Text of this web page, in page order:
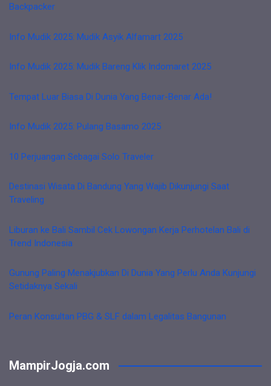
Backpacker
Info Mudik 2025: Mudik Asyik Alfamart 2025
Info Mudik 2025: Mudik Bareng Klik Indomaret 2025
Tempat Luar Biasa Di Dunia Yang Benar-Benar Ada!
Info Mudik 2025: Pulang Basamo 2025
10 Perjuangan Sebagai Solo Traveler
Destinasi Wisata Di Bandung Yang Wajib Dikunjungi Saat
Traveling
Liburan ke Bali Sambil Cek Lowongan Kerja Perhotelan Bali di
Trend Indonesia
Gunung Paling Menakjubkan Di Dunia Yang Perlu Anda Kunjungi
Setidaknya Sekali
Peran Konsultan PBG & SLF dalam Legalitas Bangunan
MampirJogja.com